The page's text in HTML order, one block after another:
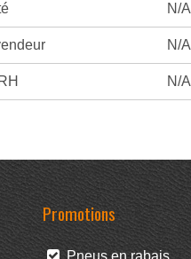
N/A
N/A
N/A
Promotions
Pneus en rabais